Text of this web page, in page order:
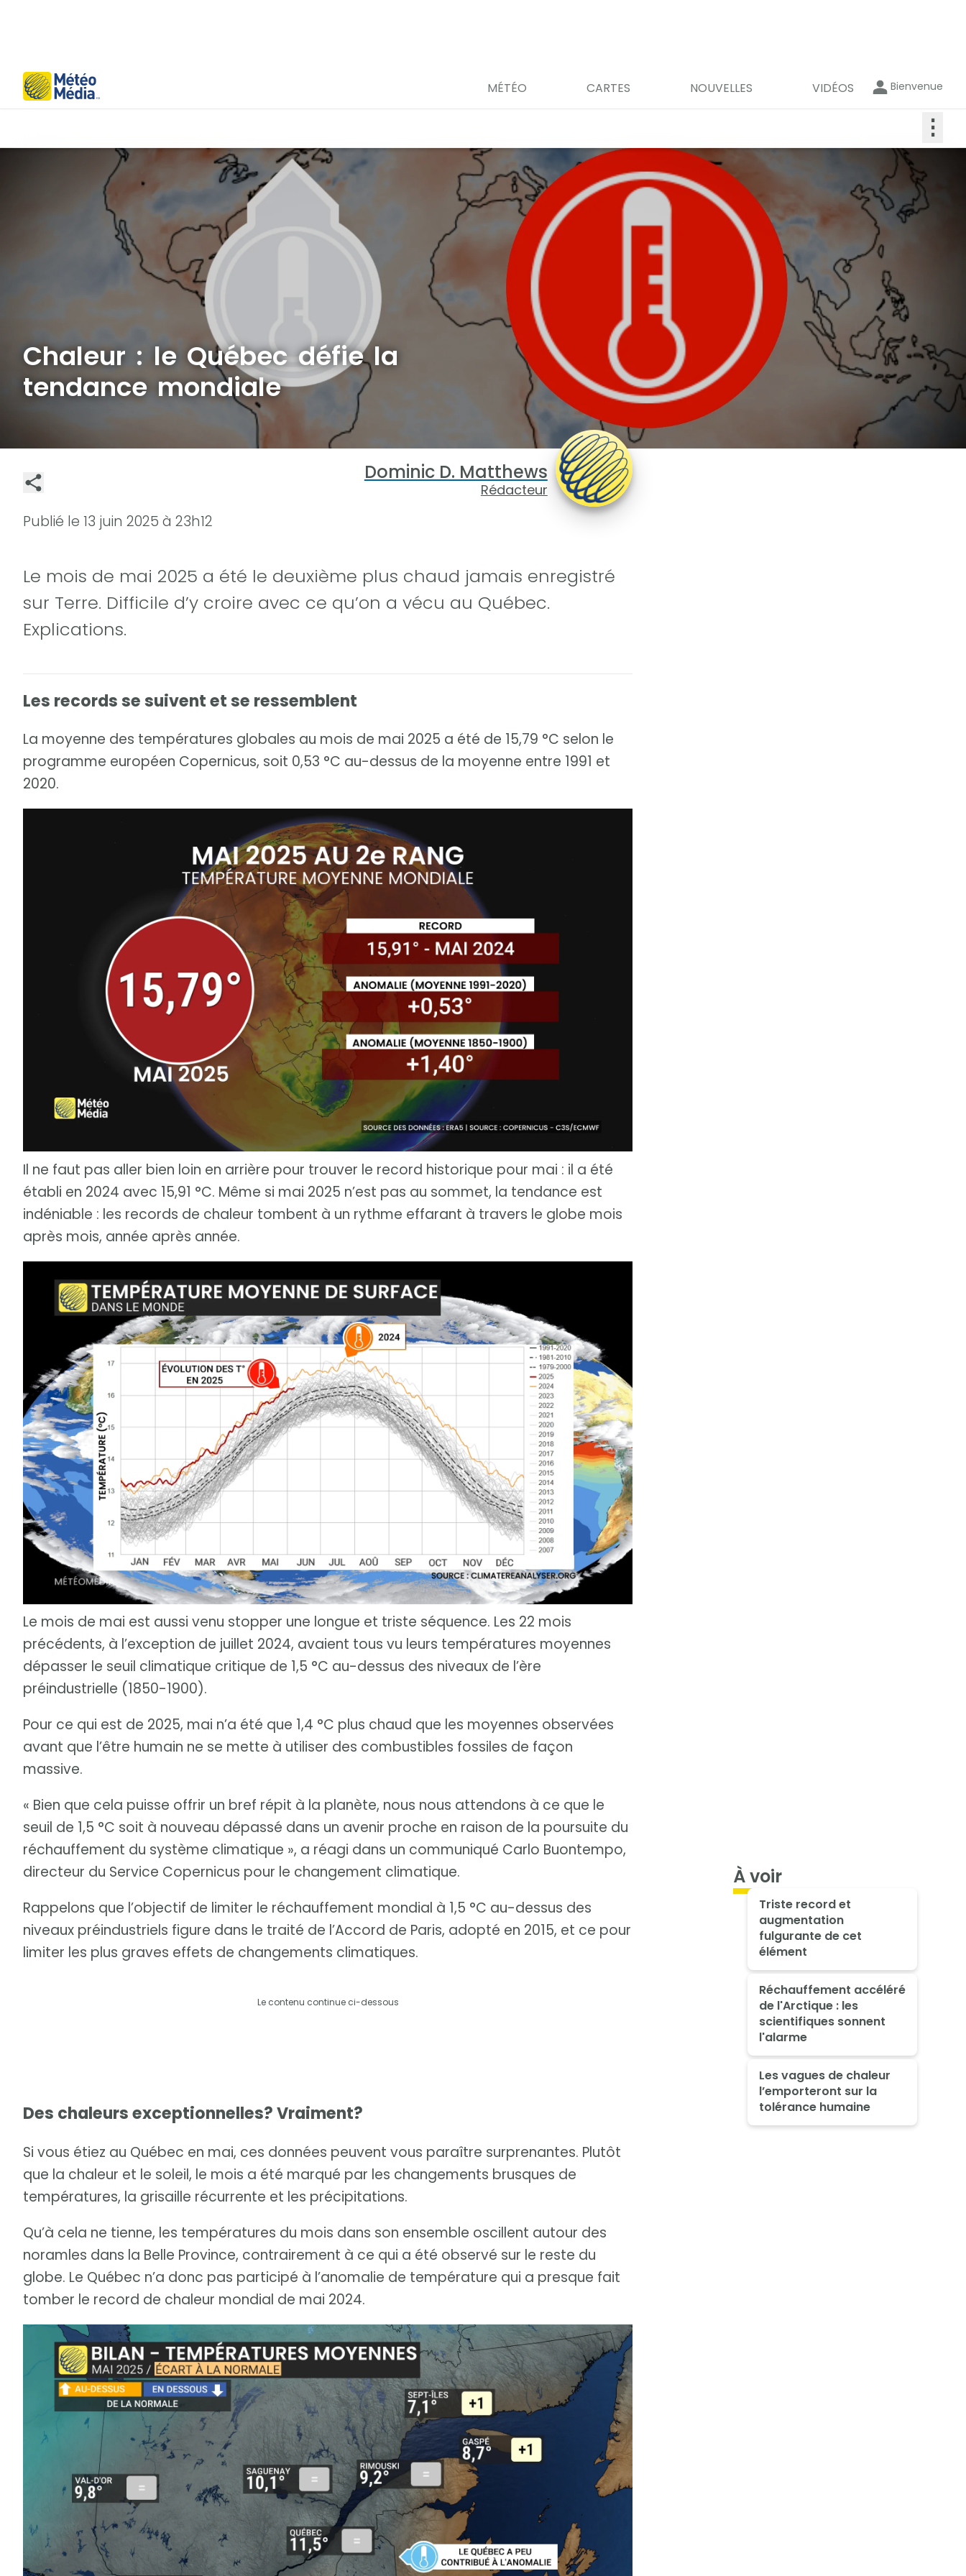
MÉTÉO CARTES NOUVELLES VIDÉOS Bienvenue
⋮
Chaleur : le Québec défie la
tendance mondiale
Dominic D. Matthews
Rédacteur
Publié le 13 juin 2025 à 23h12
Le mois de mai 2025 a été le deuxième plus chaud jamais enregistré
sur Terre. Difficile d’y croire avec ce qu’on a vécu au Québec.
Explications.
Les records se suivent et se ressemblent
La moyenne des températures globales au mois de mai 2025 a été de 15,79 °C selon le
programme européen Copernicus, soit 0,53 °C au-dessus de la moyenne entre 1991 et
2020.
Il ne faut pas aller bien loin en arrière pour trouver le record historique pour mai : il a été
établi en 2024 avec 15,91 °C. Même si mai 2025 n’est pas au sommet, la tendance est
indéniable : les records de chaleur tombent à un rythme effarant à travers le globe mois
après mois, année après année.
Le mois de mai est aussi venu stopper une longue et triste séquence. Les 22 mois
précédents, à l’exception de juillet 2024, avaient tous vu leurs températures moyennes
dépasser le seuil climatique critique de 1,5 °C au-dessus des niveaux de l’ère
préindustrielle (1850-1900).
Pour ce qui est de 2025, mai n’a été que 1,4 °C plus chaud que les moyennes observées
avant que l’être humain ne se mette à utiliser des combustibles fossiles de façon
massive.
« Bien que cela puisse offrir un bref répit à la planète, nous nous attendons à ce que le
seuil de 1,5 °C soit à nouveau dépassé dans un avenir proche en raison de la poursuite du
réchauffement du système climatique », a réagi dans un communiqué Carlo Buontempo,
directeur du Service Copernicus pour le changement climatique.
Rappelons que l’objectif de limiter le réchauffement mondial à 1,5 °C au-dessus des
niveaux préindustriels figure dans le traité de l’Accord de Paris, adopté en 2015, et ce pour
limiter les plus graves effets de changements climatiques.
Le contenu continue ci-dessous
Des chaleurs exceptionnelles? Vraiment?
Si vous étiez au Québec en mai, ces données peuvent vous paraître surprenantes. Plutôt
que la chaleur et le soleil, le mois a été marqué par les changements brusques de
températures, la grisaille récurrente et les précipitations.
Qu’à cela ne tienne, les températures du mois dans son ensemble oscillent autour des
noramles dans la Belle Province, contrairement à ce qui a été observé sur le reste du
globe. Le Québec n’a donc pas participé à l’anomalie de température qui a presque fait
tomber le record de chaleur mondial de mai 2024.
À voir
Triste record et
augmentation
fulgurante de cet
élément
Réchauffement accéléré
de l'Arctique : les
scientifiques sonnent
l'alarme
Les vagues de chaleur
l’emporteront sur la
tolérance humaine